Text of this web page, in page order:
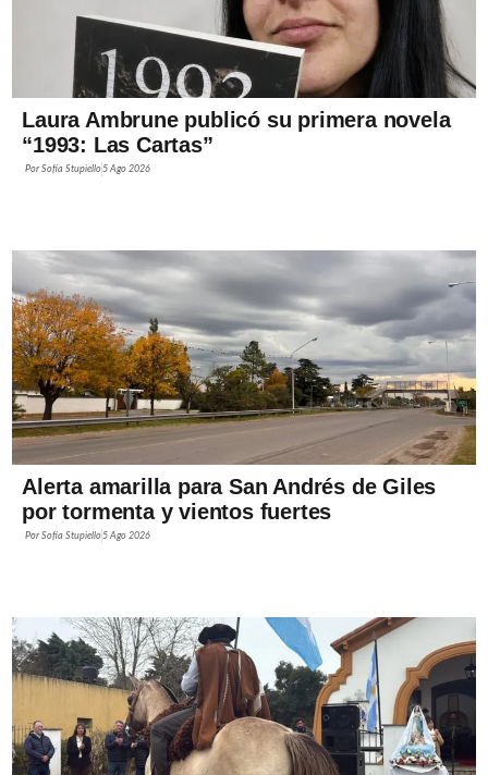
Laura Ambrune publicó su primera novela
“1993: Las Cartas”
PorSofía Stupiello5 Ago 2026
Alerta amarilla para San Andrés de Giles
por tormenta y vientos fuertes
PorSofía Stupiello5 Ago 2026